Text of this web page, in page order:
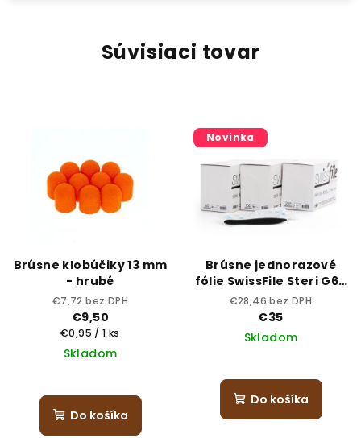
Súvisiaci tovar
Brúsne klobúčiky 13 mm
- hrubé
€7,72 bez DPH
€9,50
Jednotková
cena:
€0,95 / 1 ks
Skladom
Do košíka
Novinka
Brúsne jednorazové
fólie SwissFile Steri G60
– zrnitosť 60 (hrubá)
€28,46 bez DPH
€35
Skladom
Do košíka